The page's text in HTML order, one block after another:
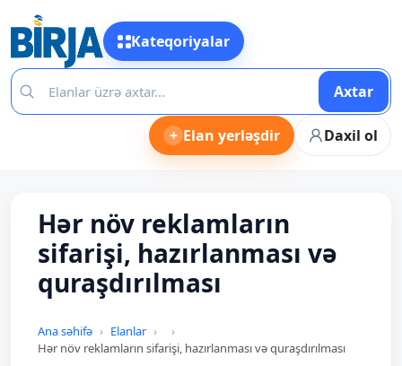
Kateqoriyalar
Axtar
+ Elan yerləşdir Daxil ol
Hər növ reklamların
sifarişi, hazırlanması və
quraşdırılması
Ana səhifə
Elanlar
Hər növ reklamların sifarişi, hazırlanması və quraşdırılması